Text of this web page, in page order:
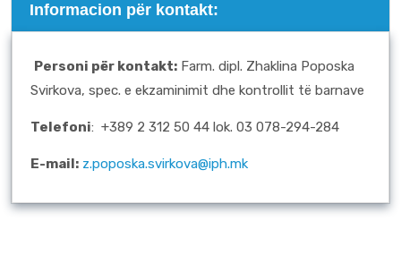
Informacion për kontakt:
Personi për kontakt: Farm. dipl. Zhaklina Poposka
Svirkova, spec. e ekzaminimit dhe kontrollit të barnave
Telefoni: +389 2 312 50 44 lok. 03 078-294-284
E-mail: z.poposka.svirkova@iph.mk